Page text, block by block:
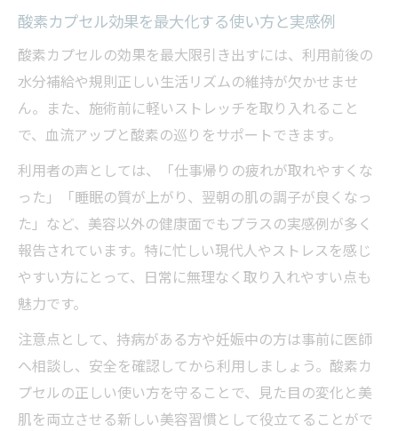
酸素カプセル効果を最大化する使い方と実感例
酸素カプセルの効果を最大限引き出すには、利用前後の
水分補給や規則正しい生活リズムの維持が欠かせませ
ん。また、施術前に軽いストレッチを取り入れること
で、血流アップと酸素の巡りをサポートできます。
利用者の声としては、「仕事帰りの疲れが取れやすくな
った」「睡眠の質が上がり、翌朝の肌の調子が良くなっ
た」など、美容以外の健康面でもプラスの実感例が多く
報告されています。特に忙しい現代人やストレスを感じ
やすい方にとって、日常に無理なく取り入れやすい点も
魅力です。
注意点として、持病がある方や妊娠中の方は事前に医師
へ相談し、安全を確認してから利用しましょう。酸素カ
プセルの正しい使い方を守ることで、見た目の変化と美
肌を両立させる新しい美容習慣として役立てることがで